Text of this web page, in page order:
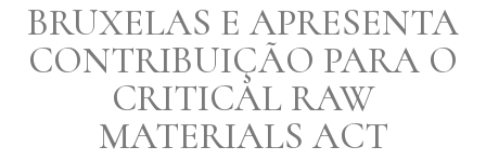
BRUXELAS E APRESENTA
CONTRIBUIÇÃO PARA O
CRITICAL RAW
MATERIALS ACT